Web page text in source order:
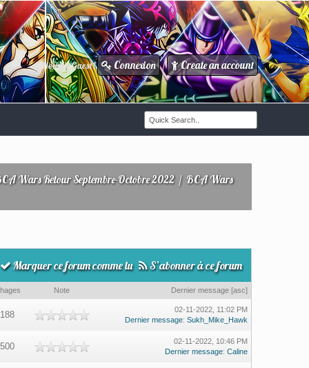
Howdy Guest! Connexion / Create an account
Wars Retour Septembre-Octobre 2022 / BCA Wars
Marquer ce forum comme lu S’abonner à ce forum
Note Dernier message [asc]
02-11-2022, 11:02 PM
Dernier message: Sukh_Mike_Hawk
02-11-2022, 10:46 PM
Dernier message: Caline